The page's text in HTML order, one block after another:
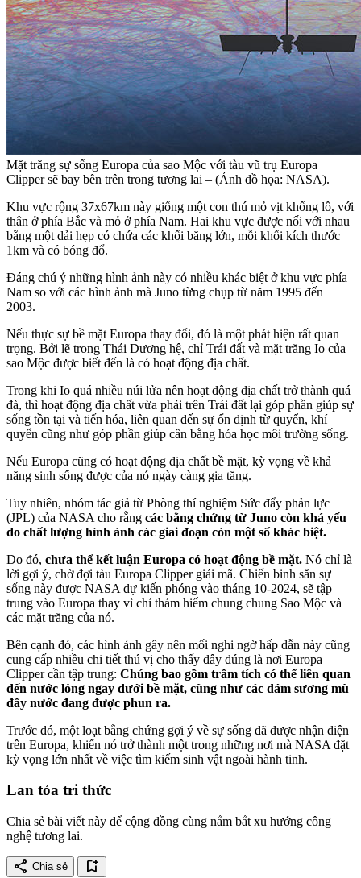
Mặt trăng sự sống Europa của sao Mộc với tàu vũ trụ Europa
Clipper sẽ bay bên trên trong tương lai – (Ảnh đồ họa: NASA).
Khu vực rộng 37x67km này giống một con thú mỏ vịt khổng lồ, với
thân ở phía Bắc và mỏ ở phía Nam. Hai khu vực được nối với nhau
bằng một dải hẹp có chứa các khối băng lớn, mỗi khối kích thước
1km và có bóng đổ.
Đáng chú ý những hình ảnh này có nhiều khác biệt ở khu vực phía
Nam so với các hình ảnh mà Juno từng chụp từ năm 1995 đến
2003.
Nếu thực sự bề mặt Europa thay đổi, đó là một phát hiện rất quan
trọng. Bởi lẽ trong Thái Dương hệ, chỉ Trái đất và mặt trăng Io của
sao Mộc được biết đến là có hoạt động địa chất.
Trong khi Io quá nhiều núi lửa nên hoạt động địa chất trở thành quá
đà, thì hoạt động địa chất vừa phải trên Trái đất lại góp phần giúp sự
sống tồn tại và tiến hóa, liên quan đến sự ổn định từ quyển, khí
quyển cũng như góp phần giúp cân bằng hóa học môi trường sống.
Nếu Europa cũng có hoạt động địa chất bề mặt, kỳ vọng về khả
năng sinh sống được của nó ngày càng gia tăng.
Tuy nhiên, nhóm tác giả từ Phòng thí nghiệm Sức đẩy phản lực
(JPL) của NASA cho rằng các bằng chứng từ Juno còn khá yếu
do chất lượng hình ảnh các giai đoạn còn một số khác biệt.
Do đó, chưa thể kết luận Europa có hoạt động bề mặt. Nó chỉ là
lời gợi ý, chờ đợi tàu Europa Clipper giải mã. Chiến binh săn sự
sống này được NASA dự kiến phóng vào tháng 10-2024, sẽ tập
trung vào Europa thay vì chỉ thám hiểm chung chung Sao Mộc và
các mặt trăng của nó.
Bên cạnh đó, các hình ảnh gây nên mối nghi ngờ hấp dẫn này cũng
cung cấp nhiều chi tiết thú vị cho thấy đây đúng là nơi Europa
Clipper cần tập trung: Chúng bao gồm trầm tích có thể liên quan
đến nước lỏng ngay dưới bề mặt, cũng như các đám sương mù
đầy nước đang được phun ra.
Trước đó, một loạt bằng chứng gợi ý về sự sống đã được nhận diện
trên Europa, khiến nó trở thành một trong những nơi mà NASA đặt
kỳ vọng lớn nhất về việc tìm kiếm sinh vật ngoài hành tinh.
Lan tỏa tri thức
Chia sẻ bài viết này để cộng đồng cùng nắm bắt xu hướng công
nghệ tương lai.
share Chia sẻ bookmark_add